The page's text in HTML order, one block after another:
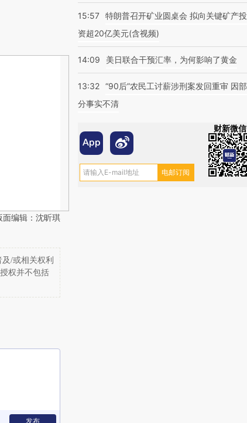
编辑：沈昕琪
/或相关权利
权并不包括
发布
15:57 特朗普召开矿业圆桌会 拟向关键矿产投
资超20亿美元(含视频)
14:09 美日联合干预汇率，为何影响了黄金
13:32 “90后”农民工讨薪涉刑案发回重审 因部
分事实不清
财新微信